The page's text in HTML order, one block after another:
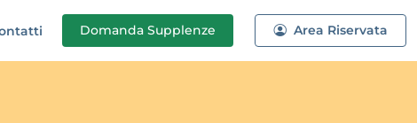
Domanda Supplenze Area Riservata